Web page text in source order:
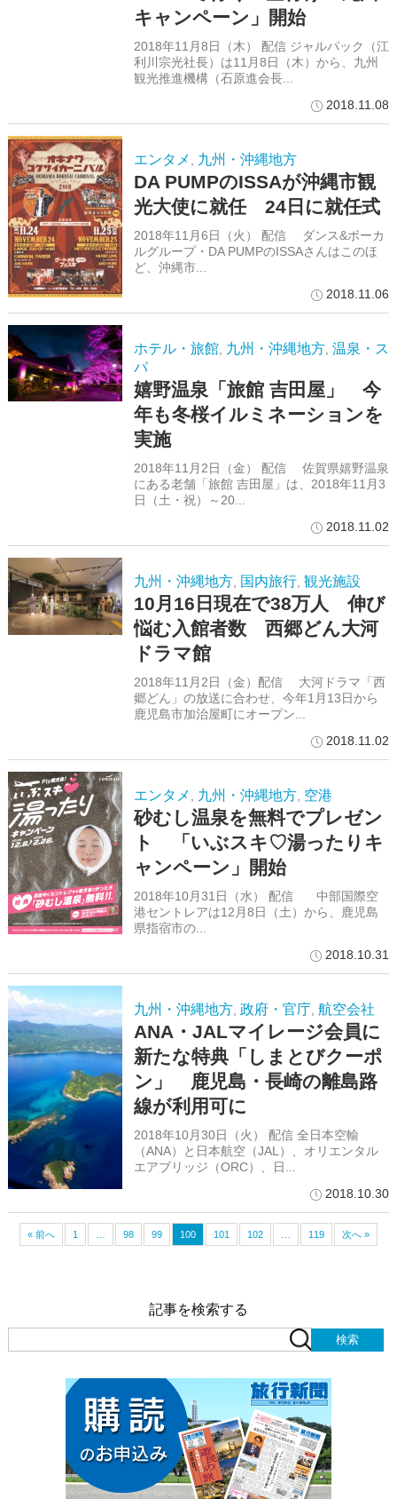
キャンペーン」開始
2018年11月8日（木） 配信 ジャルパック（江
利川宗光社長）は11月8日（木）から、九州
観光推進機構（石原進会長...
2018.11.08
エンタメ , 九州・沖縄地方
DA PUMPのISSAが沖縄市観
光大使に就任 24日に就任式
2018年11月6日（火） 配信 ダンス&ボーカ
ルグループ・DA PUMPのISSAさんはこのほ
ど、沖縄市...
2018.11.06
ホテル・旅館, 九州・沖縄地方, 温泉・ス
パ
嬉野温泉「旅館 吉田屋」 今
年も冬桜イルミネーションを
実施
2018年11月2日（金） 配信 佐賀県嬉野温泉
にある老舗「旅館 吉田屋」は、2018年11月3
日（土・祝）～20...
2018.11.02
九州・沖縄地方, 国内旅行, 観光施設
10月16日現在で38万人 伸び
悩む入館者数 西郷どん大河
ドラマ館
2018年11月2日（金）配信 大河ドラマ「西
郷どん」の放送に合わせ、今年1月13日から
鹿児島市加治屋町にオープン...
2018.11.02
エンタメ 九州・沖縄地方, 空港
砂むし温泉を無料でプレゼン
ト 「いぶスキ♡湯ったりキ
ャンペーン」開始
2018年10月31日（水） 配信 中部国際空
港セントレアは12月8日（土）から、鹿児島
県指宿市の...
2018.10.31
九州・沖縄地方, 政府・官庁 航空会社
ANA・JALマイレージ会員に
新たな特典「しまとびクーポ
ン」 鹿児島・長崎の離島路
線が利用可に
2018年10月30日（火） 配信 全日本空輸
（ANA）と日本航空（JAL）、オリエンタル
エアブリッジ（ORC）、日...
2018.10.30
« 前へ 1 98 99 100 101 102 119 次へ »
記事を検索する